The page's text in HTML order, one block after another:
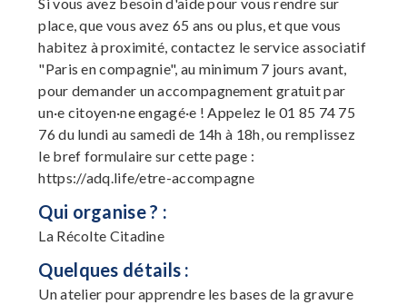
place, que vous avez 65 ans ou plus, et que vous
habitez à proximité, contactez le service associatif
"Paris en compagnie", au minimum 7 jours avant,
pour demander un accompagnement gratuit par
un·e citoyen·ne engagé·e ! Appelez le 01 85 74 75
76 du lundi au samedi de 14h à 18h, ou remplissez
le bref formulaire sur cette page :
https://adq.life/etre-accompagne
Qui organise ? :
La Récolte Citadine
Quelques détails :
Un atelier pour apprendre les bases de la gravure